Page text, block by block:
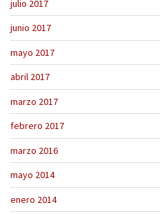
julio 2017
junio 2017
mayo 2017
abril 2017
marzo 2017
febrero 2017
marzo 2016
mayo 2014
enero 2014